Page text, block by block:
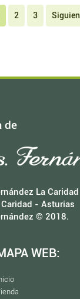
2 3
de
La
- Asturias
© 2018.
WEB: